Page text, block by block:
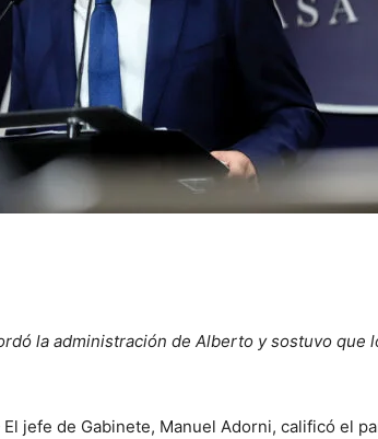
la administración de Alberto y sostuvo que
El jefe de Gabinete, Manuel Adorni, calificó el